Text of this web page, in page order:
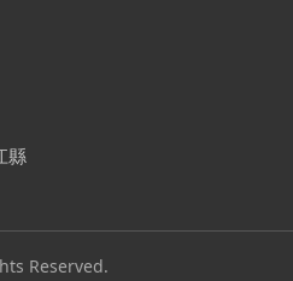
縣
Reserved.